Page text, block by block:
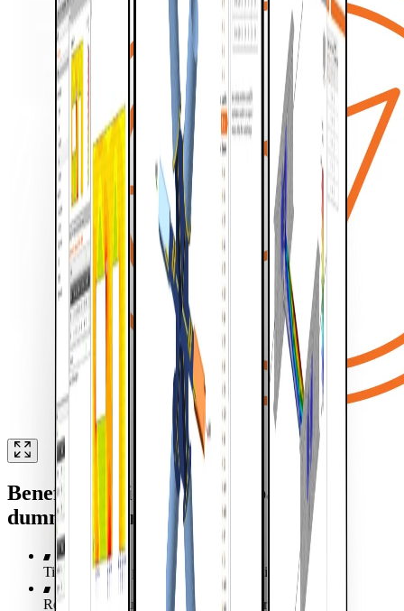
Beneficii cheie pentru compania
dumneavoastră
Timp mai scurt până la obținerea valorii
Reducerea riscurilor prin fluxuri de lucru dovedite